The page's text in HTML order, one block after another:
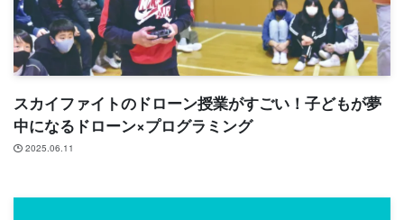
スカイファイトのドローン授業がすごい！子どもが夢
中になるドローン×プログラミング
2025.06.11